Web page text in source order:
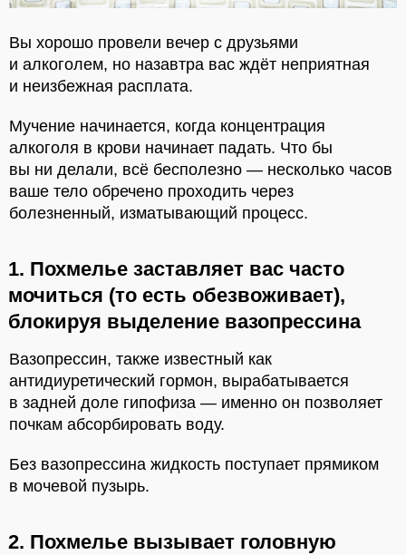
Вы хорошо провели вечер с друзьями
и алкоголем, но назавтра вас ждёт неприятная
и неизбежная расплата.
Мучение начинается, когда концентрация
алкоголя в крови начинает падать. Что бы
вы ни делали, всё бесполезно — несколько часов
ваше тело обречено проходить через
болезненный, изматывающий процесс.
1. Похмелье заставляет вас часто
мочиться (то есть обезвоживает),
блокируя выделение вазопрессина
Вазопрессин, также известный как
антидиуретический гормон, вырабатывается
в задней доле гипофиза — именно он позволяет
почкам абсорбировать воду.
Без вазопрессина жидкость поступает прямиком
в мочевой пузырь.
2. Похмелье вызывает головную